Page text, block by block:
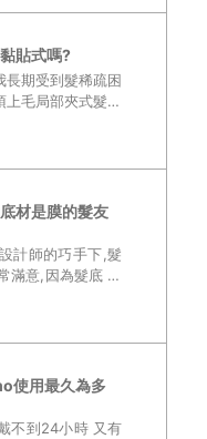
貼式嗎?
長期受到髮稀疏困
毛局部夾式髮片
髮夾上去免得頭
材是膜的髮友
計師的巧手下,髮
滿意,因為髮底 除
餘部分 全是膜
使用最久為多